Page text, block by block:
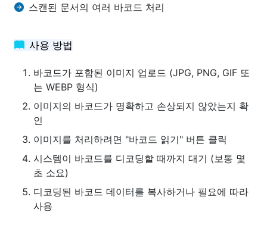
스캔된 문서의 여러 바코드 처리
사용 방법
바코드가 포함된 이미지 업로드 (JPG, PNG, GIF 또
는 WEBP 형식)
이미지의 바코드가 명확하고 손상되지 않았는지 확
인
이미지를 처리하려면 "바코드 읽기" 버튼 클릭
시스템이 바코드를 디코딩할 때까지 대기 (보통 몇
초 소요)
디코딩된 바코드 데이터를 복사하거나 필요에 따라
사용